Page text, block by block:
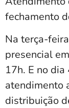
fechamento
Na terça-
presencial
17h. E no
atendimento
distribuição